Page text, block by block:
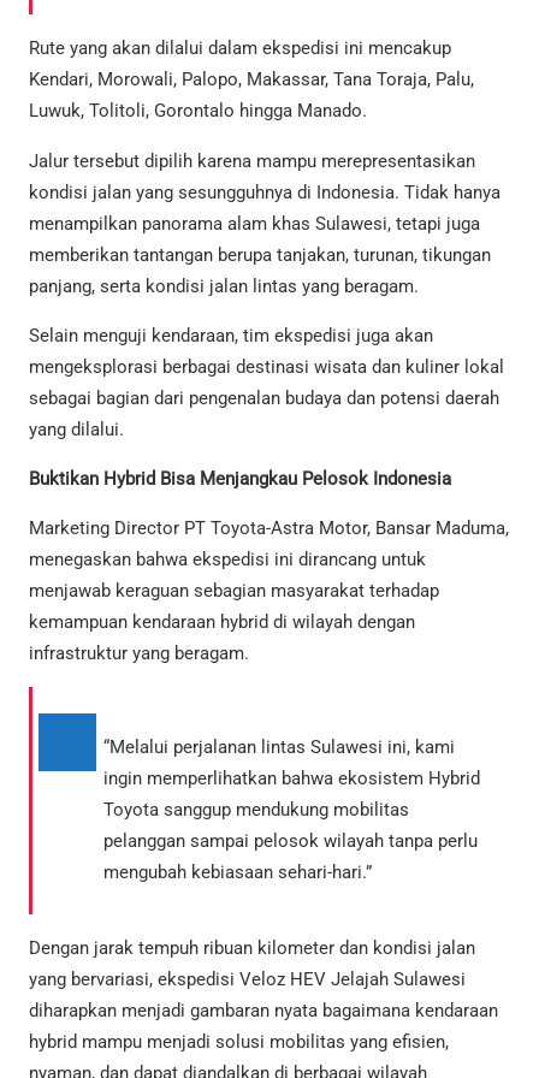
Rute yang akan dilalui dalam ekspedisi ini mencakup
Kendari, Morowali, Palopo, Makassar, Tana Toraja, Palu,
Luwuk, Tolitoli, Gorontalo hingga Manado.
Jalur tersebut dipilih karena mampu merepresentasikan
kondisi jalan yang sesungguhnya di Indonesia. Tidak hanya
menampilkan panorama alam khas Sulawesi, tetapi juga
memberikan tantangan berupa tanjakan, turunan, tikungan
panjang, serta kondisi jalan lintas yang beragam.
Selain menguji kendaraan, tim ekspedisi juga akan
mengeksplorasi berbagai destinasi wisata dan kuliner lokal
sebagai bagian dari pengenalan budaya dan potensi daerah
yang dilalui.
Buktikan Hybrid Bisa Menjangkau Pelosok Indonesia
Marketing Director PT Toyota-Astra Motor, Bansar Maduma,
menegaskan bahwa ekspedisi ini dirancang untuk
menjawab keraguan sebagian masyarakat terhadap
kemampuan kendaraan hybrid di wilayah dengan
infrastruktur yang beragam.
“Melalui perjalanan lintas Sulawesi ini, kami
ingin memperlihatkan bahwa ekosistem Hybrid
Toyota sanggup mendukung mobilitas
pelanggan sampai pelosok wilayah tanpa perlu
mengubah kebiasaan sehari-hari.”
Dengan jarak tempuh ribuan kilometer dan kondisi jalan
yang bervariasi, ekspedisi Veloz HEV Jelajah Sulawesi
diharapkan menjadi gambaran nyata bagaimana kendaraan
hybrid mampu menjadi solusi mobilitas yang efisien,
nyaman, dan dapat diandalkan di berbagai wilayah